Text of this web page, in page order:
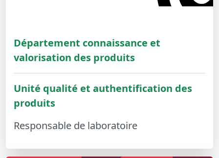
Département connaissance et
valorisation des produits
Unité qualité et authentification des
produits
Responsable de laboratoire